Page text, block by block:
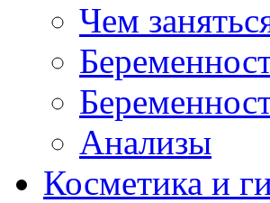
Чем
Анализы
Косметика и